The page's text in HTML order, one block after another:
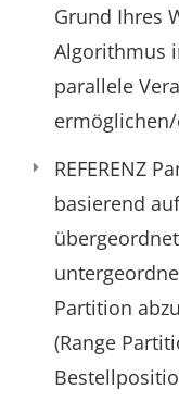
Grund Ihres
Algorithmus
parallele
REFERENZ
basierend
Partition
(Range